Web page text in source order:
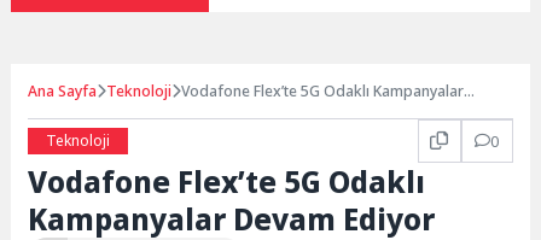
Ana Sayfa Teknoloji Vodafone Flex’te 5G Odaklı Kampanyalar
Teknoloji
0
Vodafone Flex’te 5G Odaklı
Kampanyalar Devam Ediyor